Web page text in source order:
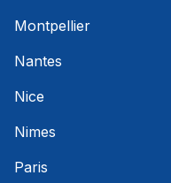
Montpellier
Nantes
Nice
Nimes
Paris